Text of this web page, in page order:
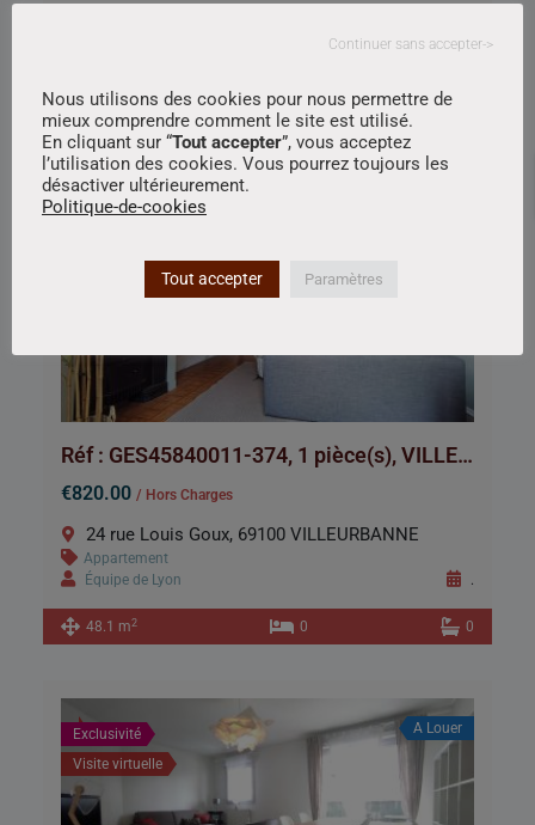
48.82 m2 2
Visite virtuelle
Réf : GES45840011-374, 1 pièce(s), VILLEURBANNE
€820.00 / Hors Charges
24 rue Louis Goux, 69100 VILLEURBANNE
Appartement
Équipe de Lyon
.
48.1 m2 0 0
Exclusivité
Visite virtuelle
A Louer
Continuer sans accepter->
Nous utilisons des cookies pour nous permettre de
mieux comprendre comment le site est utilisé.
En cliquant sur “Tout accepter”, vous acceptez
l’utilisation des cookies. Vous pourrez toujours les
désactiver ultérieurement.
Politique-de-cookies
Tout accepter Paramètres